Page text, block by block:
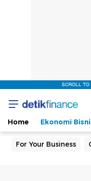
SCROLL TO
Home Ekonomi
For Your Business